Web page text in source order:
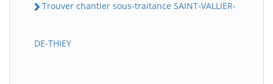
Trouver chantier sous-traitance SAINT-VALLIER-
DE-THIEY